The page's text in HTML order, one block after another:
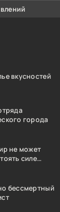
вкусностей
города
не может
силе
смерти
бессмертный